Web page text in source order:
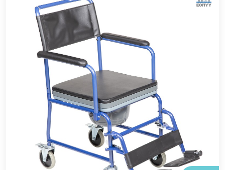
ΕΘΝΙΚΟΣ ΟΡΓΑΝΙΣΜΟΣ ΠΑΡΟΧΗΣ ΥΠΗΡΕΣΙΩΝ ΥΓΕΙΑΣ